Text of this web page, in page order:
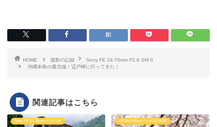
HOME 撮影の記録
Sony FE 24-70mm F2.8 GM II
沖縄本島の最北端！辺戸岬に行ってきた！
関連記事はこちら
Sony FE 24-70mm F2.8 GM SIGMA 50mm F1.4 DG HSM